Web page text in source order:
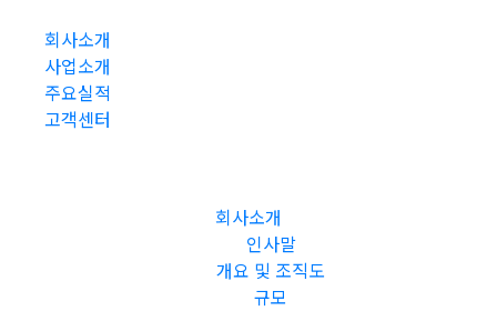
회사소개
사업소개
주요실적
고객센터
회사소개
인사말
개요 및 조직도
규모